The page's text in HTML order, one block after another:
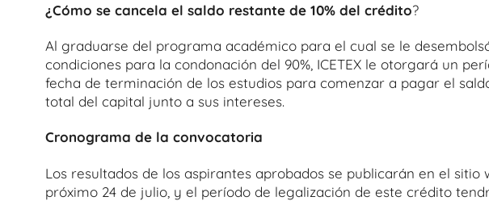
¿Cómo se cancela el saldo restante de 10% del crédito?
Al graduarse del programa académico para el cual se le
condiciones para la condonación del 90%, ICETEX le otorgará un
fecha de terminación de los estudios para comenzar a pagar el
total del capital junto a sus intereses.
Cronograma de la convocatoria
Los resultados de los aspirantes aprobados se publicarán en el sitio
próximo 24 de julio, y el período de legalización de este crédito